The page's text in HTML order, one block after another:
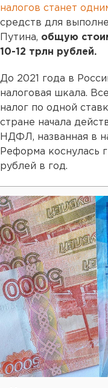
налогов станет
средств для
Путина, общую
10-12 трлн рублей.
До 2021 года в
налоговая шкала.
налог по одной
стране начала
НДФЛ, названная в
Реформа коснулась
рублей в год.